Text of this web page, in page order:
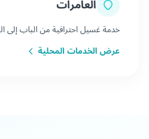
العامرات
خدمة غسيل احترافية من الباب إلى
عرض الخدمات المحلية